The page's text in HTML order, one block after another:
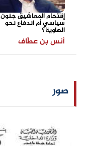
إقتحام المعاشيق جنون
سياسي أم اندفاع نحو
الهاوية؟
أنس بن عطّاف
صور